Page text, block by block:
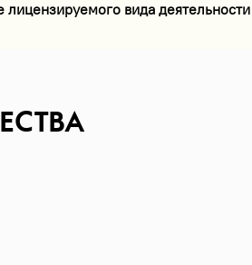
вида деятельности